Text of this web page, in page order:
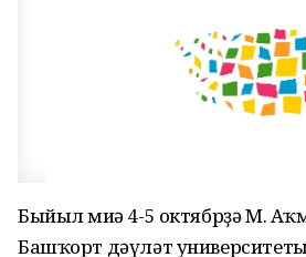
Быйыл миңә 4-5 октябрҙә М.
Башҡорт дәүләт